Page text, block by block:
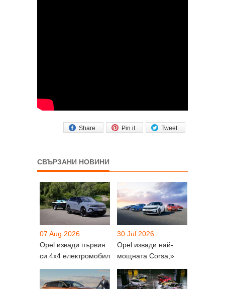
Tweet
Pin it
Share
СВЪРЗАНИ НОВИНИ
07 Aug 2026
Opel извади първия
си 4х4 електромобил
30 Jul 2026
Opel извади най-
мощната Corsa,»